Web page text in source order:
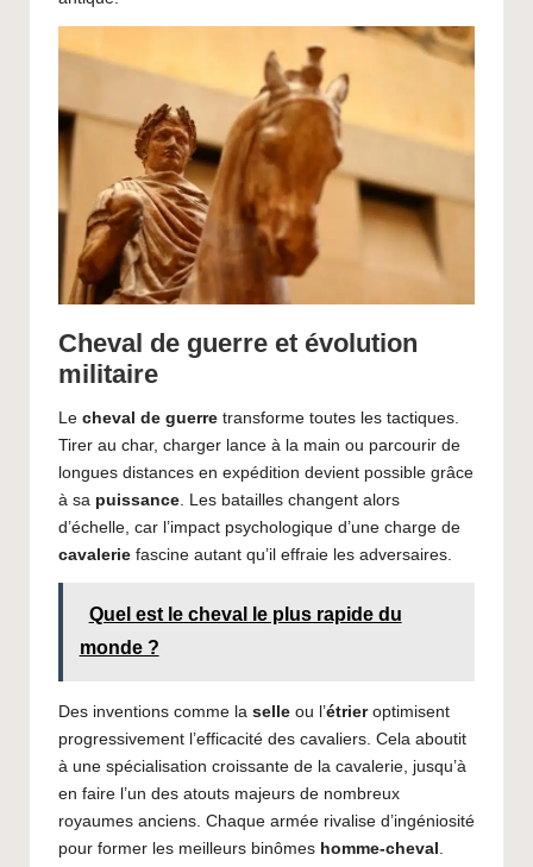
Cheval de guerre et évolution
militaire
Le cheval de guerre transforme toutes les tactiques.
Tirer au char, charger lance à la main ou parcourir de
longues distances en expédition devient possible grâce
à sa puissance . Les batailles changent alors
d’échelle, car l’impact psychologique d’une charge de
cavalerie fascine autant qu’il effraie les adversaires.
Quel est le cheval le plus rapide du
monde ?
Des inventions comme la selle ou l’étrieroptimisent
progressivement l’efficacité des cavaliers. Cela aboutit
à une spécialisation croissante de la cavalerie, jusqu’à
en faire l’un des atouts majeurs de nombreux
royaumes anciens. Chaque armée rivalise d’ingéniosité
pour former les meilleurs binômes homme-cheval